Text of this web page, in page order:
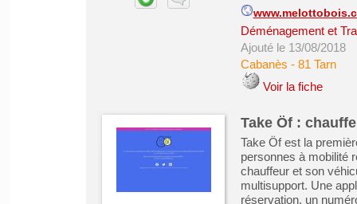
Déménagement et
Ajouté le 13/08/2018
Cabanès - 81 Tarn
Voir la fiche
Take Öf :
Take Öf est la
personnes à mobilité
chauffeur et son
multisupport. Une
réservation, un